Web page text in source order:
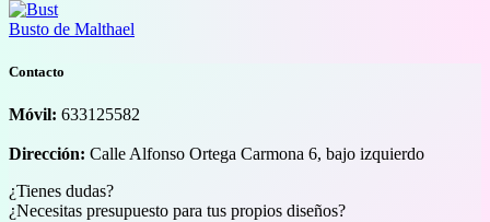
Busto de Malthael
Contacto
Móvil: 633125582
Dirección: Calle Alfonso Ortega Carmona 6, bajo izquierdo
¿Tienes dudas?
¿Necesitas presupuesto para tus propios diseños?